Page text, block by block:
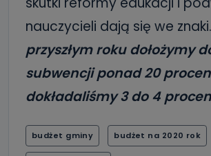
nauczycieli dają się we znaki.
przyszłym roku dołożymy
subwencji ponad 20
dokładaliśmy 3 do 4
budżet gminy budżet na 2020 rok